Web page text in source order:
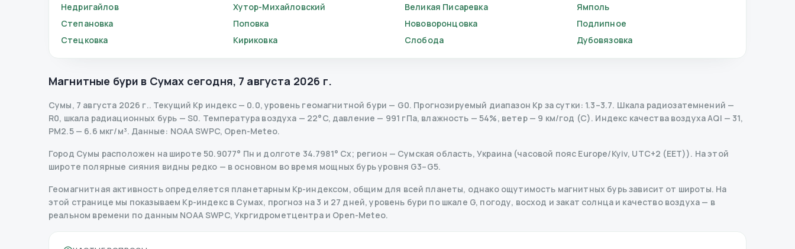
Недригайлов
Хутор-Михайловский Великая Писаревка
Ямполь
Степановка
Поповка Нововоронцовка
Подлипное
Стецковка
Кириковка Слобода Дубовязовка
Магнитные бури в Сумах сегодня, 7 августа 2026 г.
Сумы, 7 августа 2026 г.. Текущий Kp индекс— 0.0,уровень геомагнитной бури — G0. Прогнозируемый диапазон Kp за сутки: 1.3–3.7. Шкала радиозатемнений —
R0, шкала радиационных бурь — S0. Температура воздуха — 22°C, давление — 991 гПа, влажность — 54%, ветер — 9 км/год (С). Индекс качества воздуха AQI — 31,
PM2.5 — 6.6 мкг/м³. Данные: NOAA SWPC, Open-Meteo.
Город Сумы расположен на широте 50.9077° Пн и долготе 34.7981° Сх; регион — Сумская область, Украина (часовой пояс Europe/Kyiv, UTC+2 (EET)). На этой
широте полярные сияния видны редко — в основном во время мощных бурь уровня G3–G5.
Геомагнитная активность определяется планетарным Kp-индексом, общим для всей планеты, однако ощутимость магнитных бурь зависит от широты. На
этой странице мы показываем Kp-индекс в Сумах, прогноз на 3 и 27 дней, уровень бури по шкале G, погоду, восход и закат солнца и качество воздуха — в
реальном времени по данным NOAA SWPC, Укргидрометцентра и Open-Meteo.